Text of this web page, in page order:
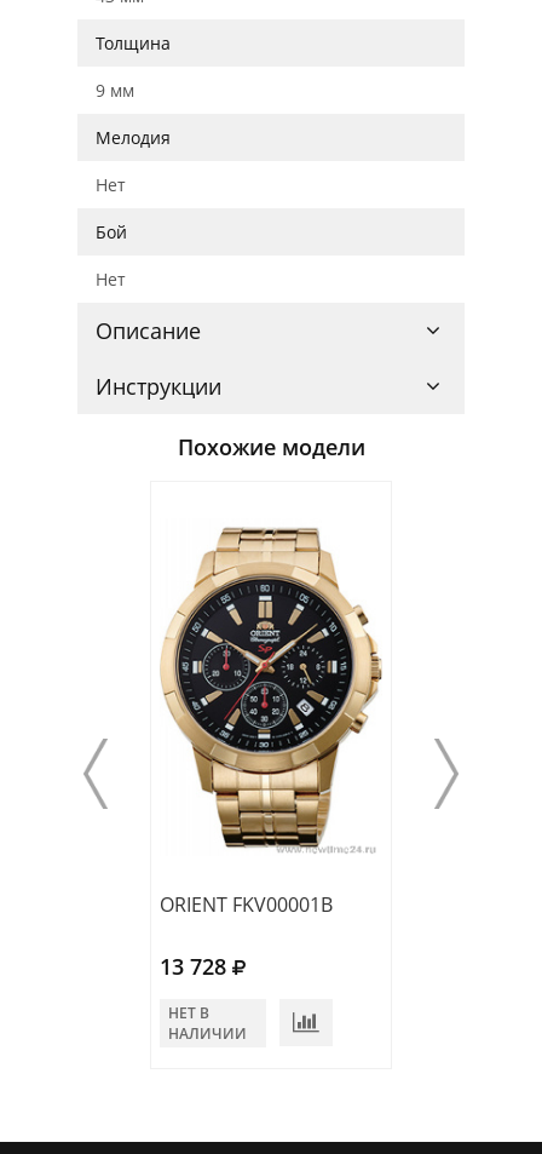
Толщина
9 мм
Мелодия
Нет
Бой
Нет
Описание
Инструкции
Похожие модели
ORIENT FKV00001B
13 728
НЕТ В
НАЛИЧИИ